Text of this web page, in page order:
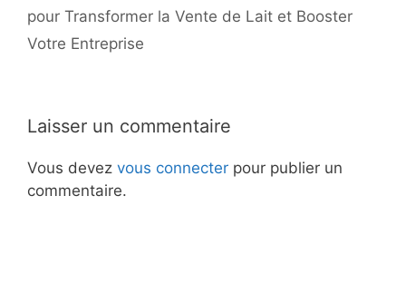
pour Transformer la Vente de Lait et Booster
Votre Entreprise
Laisser un commentaire
Vous devez vous connecter pour publier un
commentaire.